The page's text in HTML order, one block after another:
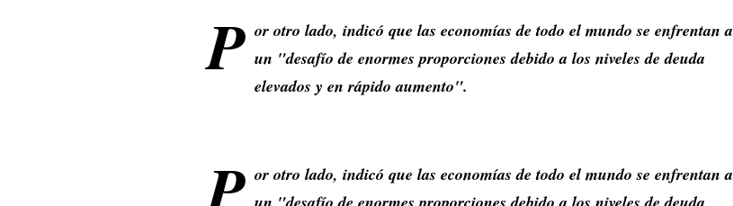
P or otro lado, indicó que las economías de todo el mundo se enfrentan a
un "desafío de enormes proporciones debido a los niveles de deuda
elevados y en rápido aumento".
or otro lado, indicó que las economías de todo el mundo se enfrentan a